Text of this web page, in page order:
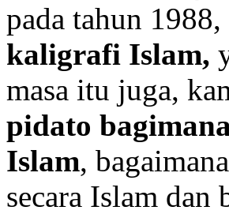
pada tahun
kaligrafi Islam,
masa itu juga,
pidato
Islam,
secara Islam dan